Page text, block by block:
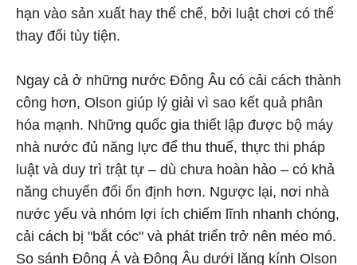
hạn vào sản xuất hay thể chế, bởi luật chơi có thể
thay đổi tùy tiện.
Ngay cả ở những nước Đông Âu có cải cách thành
công hơn, Olson giúp lý giải vì sao kết quả phân
hóa mạnh. Những quốc gia thiết lập được bộ máy
nhà nước đủ năng lực để thu thuế, thực thi pháp
luật và duy trì trật tự – dù chưa hoàn hảo – có khả
năng chuyển đổi ổn định hơn. Ngược lại, nơi nhà
nước yếu và nhóm lợi ích chiếm lĩnh nhanh chóng,
cải cách bị "bắt cóc" và phát triển trở nên méo mó.
So sánh Đông Á và Đông Âu dưới lăng kính Olson